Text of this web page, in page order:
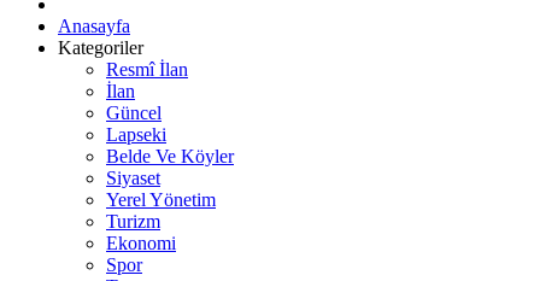
Anasayfa
Kategoriler
Resmî İlan
İlan
Güncel
Lapseki
Belde Ve Köyler
Siyaset
Yerel Yönetim
Turizm
Ekonomi
Spor